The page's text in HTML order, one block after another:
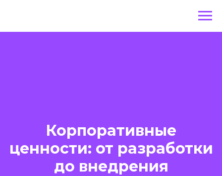
Корпоративные
ценности: от разработки
до внедрения